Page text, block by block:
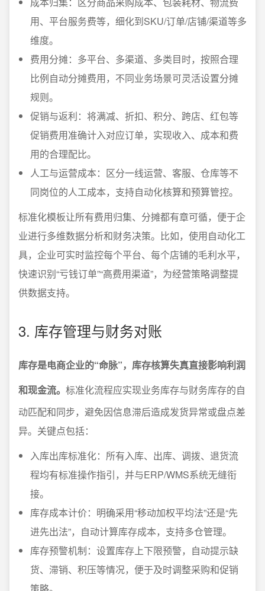
用、平台服务费等，细化到SKU/订单/店铺/渠道等多
维度。
费用分摊：多平台、多渠道、多类目时，按照合理
比例自动分摊费用，不同业务场景可灵活设置分摊
规则。
促销与返利：将满减、折扣、积分、跨店、红包等
促销费用准确计入对应订单，实现收入、成本和费
用的合理配比。
人工与运营成本：区分一线运营、客服、仓库等不
同岗位的人工成本，支持自动化核算和预算管控。
标准化模板让所有费用归集、分摊都有章可循，便于企
业进行多维数据分析和财务决策。比如，使用自动化工
具，企业可实时监控每个平台、每个店铺的毛利水平，
快速识别“亏钱订单”“高费用渠道”，为经营策略调整提
供数据支持。
3. 库存管理与财务对账
库存是电商企业的“命脉”，库存核算失真直接影响利润
和现金流。 标准化流程应实现业务库存与财务库存的自
动匹配和同步，避免因信息滞后造成发货异常或盘点差
异。关键点包括：
入库出库标准化：所有入库、出库、调拨、退货流
程均有标准操作指引，并与ERP/WMS系统无缝衔
接。
库存成本计价：明确采用“移动加权平均法”还是“先
进先出法”，自动计算库存成本，支持多仓管理。
库存预警机制：设置库存上下限预警，自动提示缺
货、滞销、积压等情况，便于及时调整采购和促销